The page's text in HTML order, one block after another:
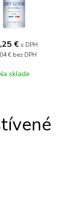
€ s DPH
€ bez DPH
sklade